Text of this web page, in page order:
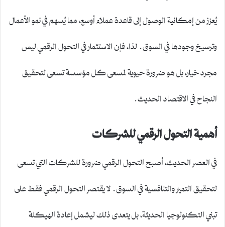
يُعزز من إمكانية الوصول إلى قاعدة عملاء أوسع، مما يُسهم في نمو الأعمال
وترسيخ وجودها في السوق. لذا، فإن الاستثمار في التحول الرقمي ليس
مجرد خيار، بل هو ضرورة حيوية لمسعى كل مؤسسة تسعى لتحقيق
النجاح في الاقتصاد الحديث.
أهمية التحول الرقمي للشركات
في العصر الحديث، أصبح التحول الرقمي ضرورة للشركات التي تسعى
لتحقيق التميز والتنافسية في السوق. لا يقتصر التحول الرقمي فقط على
تبني التكنولوجيا الحديثة، بل يتعدى ذلك ليشمل إعادة الهيكلة